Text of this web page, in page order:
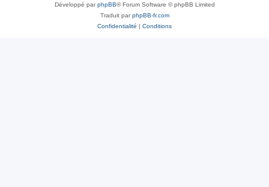
Développé parphpBB® Forum Software © phpBB Limited
Traduit parphpBB-fr.com
Confidentialité | Conditions